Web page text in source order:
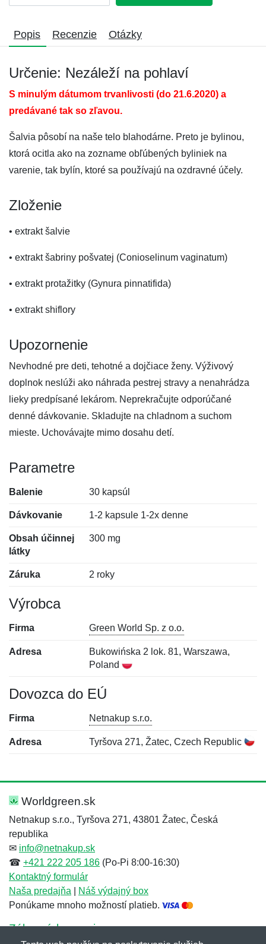
Popis Recenzie Otázky
Určenie: Nezáleží na pohlaví
S minulým dátumom trvanlivosti (do 21.6.2020) a
predávané tak so zľavou.
Šalvia pôsobí na naše telo blahodárne. Preto je bylinou,
ktorá ocitla ako na zozname obľúbených byliniek na
varenie, tak bylín, ktoré sa používajú na ozdravné účely.
Zloženie
• extrakt šalvie
• extrakt šabriny pošvatej (Conioselinum vaginatum)
• extrakt protažitky (Gynura pinnatifida)
• extrakt shiflory
Upozornenie
Nevhodné pre deti, tehotné a dojčiace ženy. Výživový
doplnok neslúži ako náhrada pestrej stravy a nenahrádza
lieky predpísané lekárom. Neprekračujte odporúčané
denné dávkovanie. Skladujte na chladnom a suchom
mieste. Uchovávajte mimo dosahu detí.
Parametre
Balenie 30 kapsúl
Dávkovanie 1-2 kapsule 1-2x denne
Obsah účinnej
látky
300 mg
Záruka 2 roky
Výrobca
Firma Green World Sp. z o.o.
Adresa
Bukowińska 2 lok. 81, Warszawa,
Poland
Dovozca do EÚ
Firma Netnakup s.r.o.
Adresa Tyršova 271, Žatec, Czech Republic
Hodnotenie:
Meno:*
E-mail:
Meno:
E-mail:*
Správa*
Worldgreen.sk
Netnakup s.r.o., Tyršova 271, 43801 Žatec, Česká
republika
✉ info@netnakup.sk
☎ +421 222 205 186 (Po-Pi 8:00-16:30)
Kontaktný formulár
Naša predajňa
Náš výdajný box
Ponúkame mnoho možností platieb.
Zákaznícky servis